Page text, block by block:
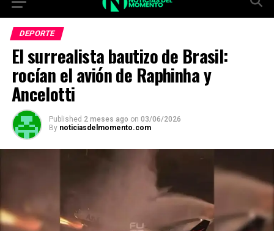
DEPORTE
El surrealista bautizo de Brasil:
rocían el avión de Raphinha y
Ancelotti
Published 2 meses ago on 03/06/2026
By noticiasdelmomento.com